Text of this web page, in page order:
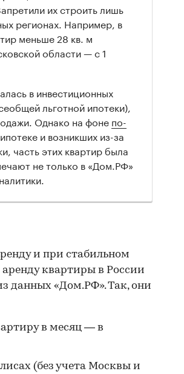
их строить лишь
регионах. Например, в
меньше 28 кв. м
области — с 1
в инвестиционных
льготной ипотеки),
Однако на фоне по-
и возникших из-за
часть этих квартир была
не только в «Дом.РФ»
и при стабильном
аренду квартиры в России
данных «Дом.РФ». Так, они
в месяц — в
(без учета Москвы и